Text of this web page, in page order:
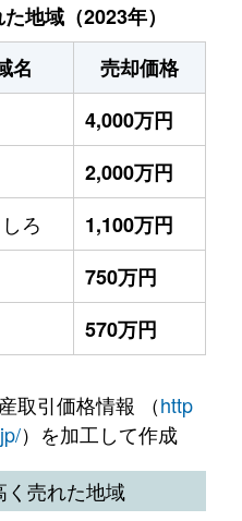
地域（2023年）
名
売却価格
4,000万円
2,000万円
ろ
1,100万円
750万円
570万円
取引価格情報 （http
）を加工して作成
く売れた地域